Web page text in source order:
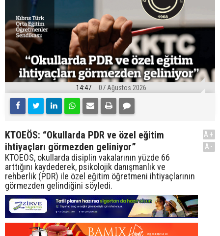
14:47 07 Ağustos 2026
KTOEÖS: “Okullarda PDR ve özel eğitim
ihtiyaçları görmezden geliniyor”
KTOEÖS, okullarda disiplin vakalarının yüzde 66
arttığını kaydederek, psikolojik danışmanlık ve
rehberlik (PDR) ile özel eğitim öğretmeni ihtiyaçlarının
görmezden gelindiğini söyledi.
A+
A-